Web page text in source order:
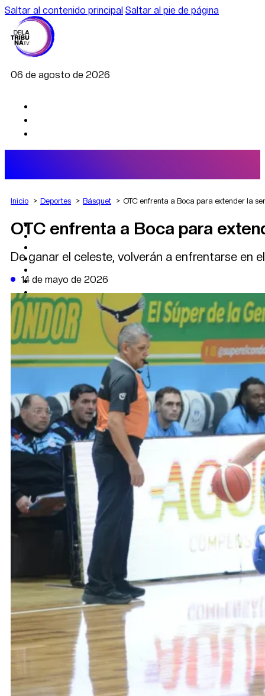
Saltar al contenido principal Saltar al pie de página
06 de agosto de 2026
AGRO
DEPORTES
POLÍTICA
DATA FIRME
DE LA TRIBUNA TV
Inicio Deportes Básquet OTC enfrenta a Boca para extender la
OTC enfrenta a Boca para
De ganar el celeste, volverán a enfrentarse en
14 de mayo de 2026